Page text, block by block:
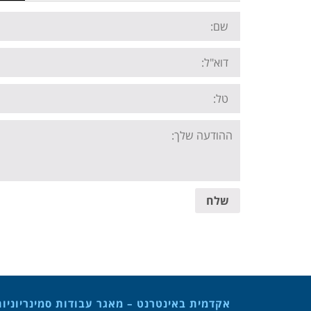
Name:
Email:
Tel:
Your
message:
שלח
אקדמית באינטרנט – מאגר עבודות